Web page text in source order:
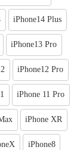
iPhone14 Plus
iPhone13 Pro
iPhone12 Pro
iPhone 11 Pro
iPhone XR
iPhone8